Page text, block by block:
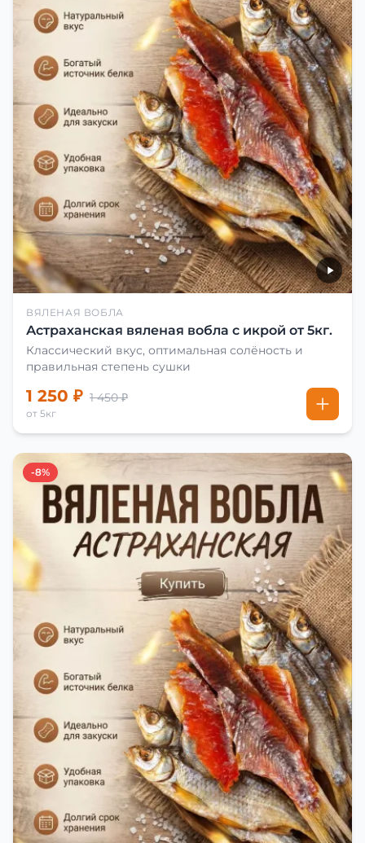
ВЯЛЕНАЯ ВОБЛА
Астраханская вяленая вобла с икрой от 5кг.
Классический вкус, оптимальная солёность и
правильная степень сушки
1 250 ₽ 1 450 ₽
от 5кг
-8%